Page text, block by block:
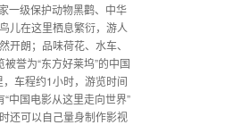
一级保护动物黑鹳、中华
儿在这里栖息繁衍，游人
朗；品味荷花、水车、
誉为“东方好莱坞”的中国
车程约1小时，游览时间
中国电影从这里走向世界”
还可以自己量身制作影视